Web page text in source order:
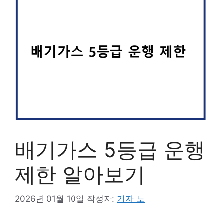
배기가스 5등급 운행
제한 알아보기
2026년 01월 10일 작성자: 기자 노